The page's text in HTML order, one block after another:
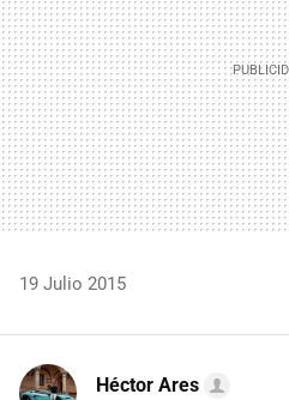
19 Julio 2015
Héctor Ares